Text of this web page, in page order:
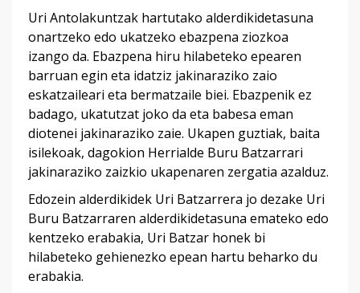
Uri Antolakuntzak hartutako alderdikidetasuna
onartzeko edo ukatzeko ebazpena ziozkoa
izango da. Ebazpena hiru hilabeteko epearen
barruan egin eta idatziz jakinaraziko zaio
eskatzaileari eta bermatzaile biei. Ebazpenik ez
badago, ukatutzat joko da eta babesa eman
diotenei jakinaraziko zaie. Ukapen guztiak, baita
isilekoak, dagokion Herrialde Buru Batzarrari
jakinaraziko zaizkio ukapenaren zergatia azalduz.
Edozein alderdikidek Uri Batzarrera jo dezake Uri
Buru Batzarraren alderdikidetasuna emateko edo
kentzeko erabakia, Uri Batzar honek bi
hilabeteko gehienezko epean hartu beharko du
erabakia.